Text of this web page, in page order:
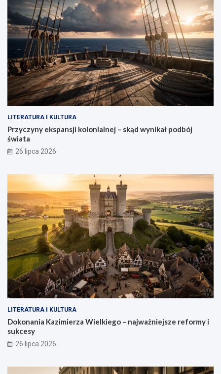
LITERATURA I KULTURA
Przyczyny ekspansji kolonialnej – skąd wynikał podbój
świata
26 lipca 2026
LITERATURA I KULTURA
Dokonania Kazimierza Wielkiego – najważniejsze reformy i
sukcesy
26 lipca 2026